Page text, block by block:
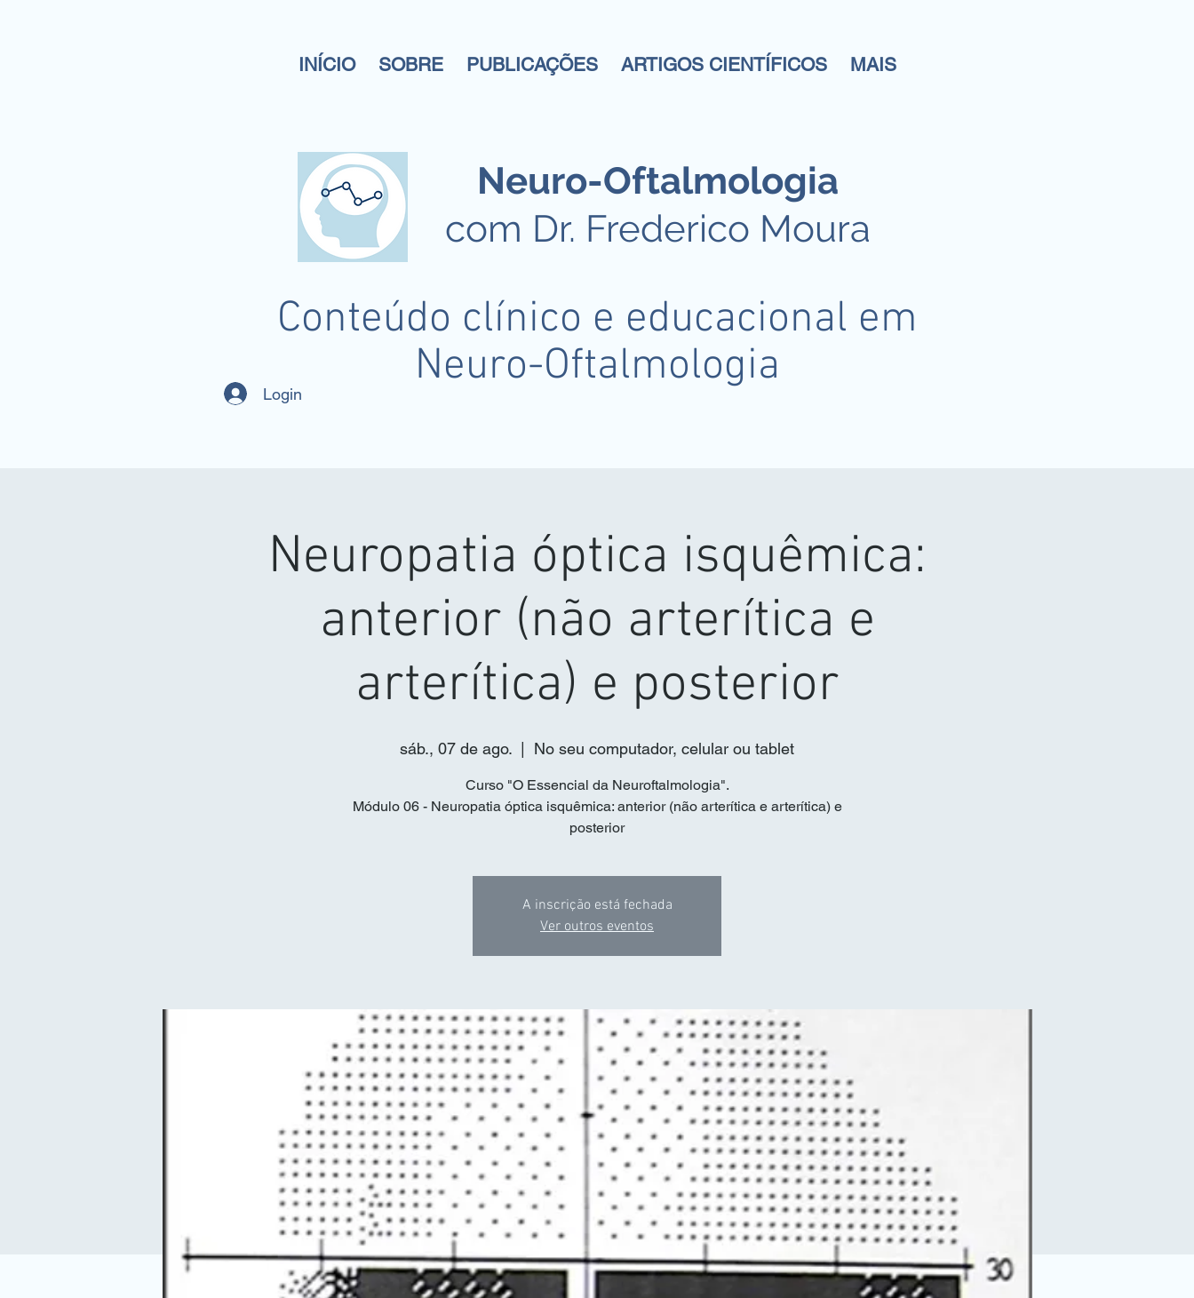
INÍCIO SOBRE PUBLICAÇÕES ARTIGOS CIENTÍFICOS MAIS
Neuro-Oftalmologia
com Dr. Frederico Moura
Conteúdo clínico e educacional em
Neuro-Oftalmologia
Login
Neuropatia óptica isquêmica:
anterior (não arterítica e
arterítica) e posterior
sáb., 07 de ago. No seu computador, celular ou tablet
Curso "O Essencial da Neuroftalmologia".
Módulo 06 - Neuropatia óptica isquêmica: anterior (não arterítica e arterítica) e
posterior
A inscrição está fechada
Ver outros eventos